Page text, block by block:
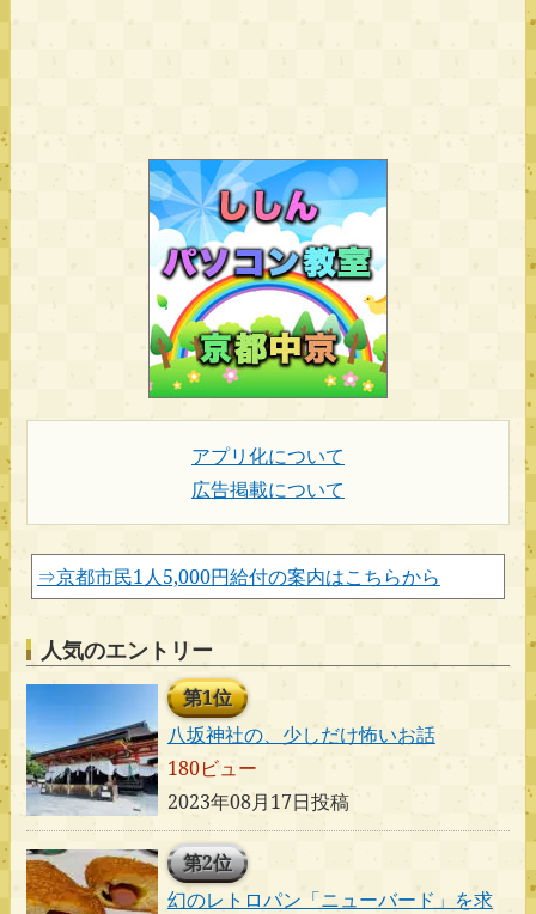
アプリ化について
広告掲載について
⇒京都市民1人5,000円給付の案内はこちらから
人気のエントリー
第1位
八坂神社の、少しだけ怖いお話
180ビュー
2023年08月17日投稿
第2位
幻のレトロパン「ニューバード」を求